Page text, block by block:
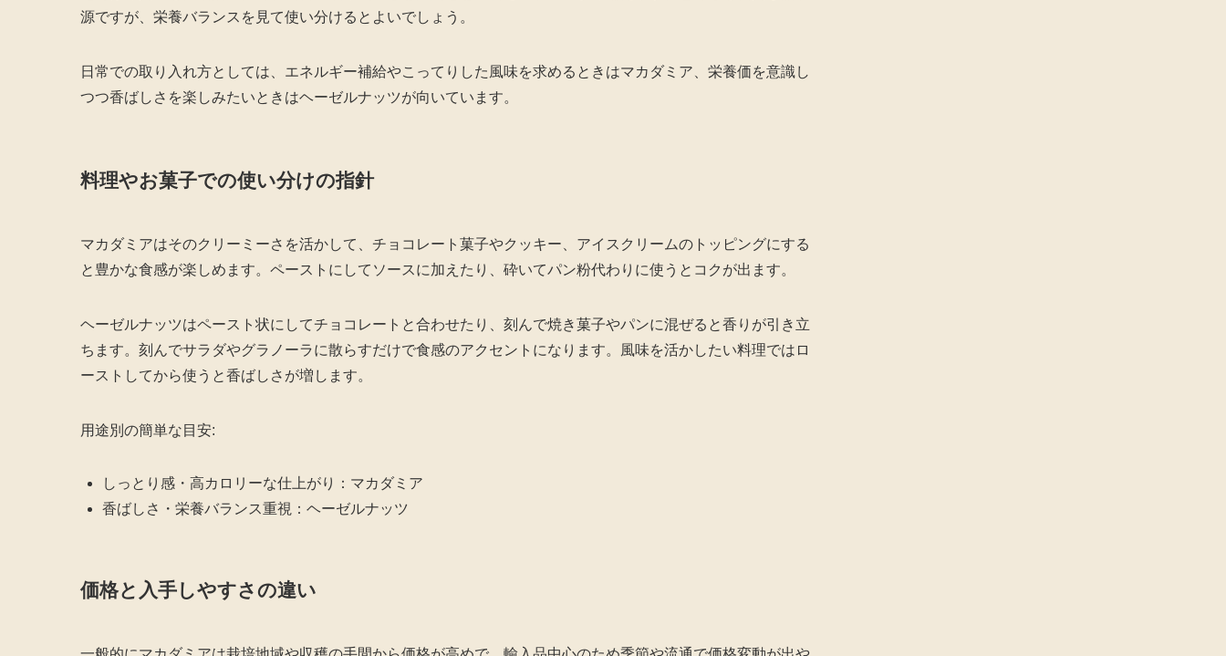
源ですが、栄養バランスを見て使い分けるとよいでしょう。
日常での取り入れ方としては、エネルギー補給やこってりした風味を求めるときはマカダミア、栄養価を意識し
つつ香ばしさを楽しみたいときはヘーゼルナッツが向いています。
料理やお菓子での使い分けの指針
マカダミアはそのクリーミーさを活かして、チョコレート菓子やクッキー、アイスクリームのトッピングにする
と豊かな食感が楽しめます。ペーストにしてソースに加えたり、砕いてパン粉代わりに使うとコクが出ます。
ヘーゼルナッツはペースト状にしてチョコレートと合わせたり、刻んで焼き菓子やパンに混ぜると香りが引き立
ちます。刻んでサラダやグラノーラに散らすだけで食感のアクセントになります。風味を活かしたい料理ではロ
ーストしてから使うと香ばしさが増します。
用途別の簡単な目安:
しっとり感・高カロリーな仕上がり：マカダミア
香ばしさ・栄養バランス重視：ヘーゼルナッツ
価格と入手しやすさの違い